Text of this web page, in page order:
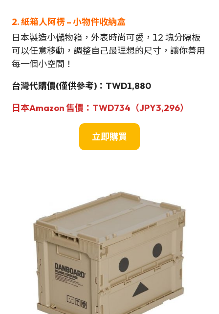
2. 紙箱人阿楞 – 小物件收納盒
日本製造小儲物箱，外表時尚可愛，12 塊分隔板
可以任意移動，調整自己最理想的尺寸，讓你善用
每一個小空間！
台灣代購價(僅供參考)：TWD1,880
日本Amazon售價：TWD734（JPY3,296）
立即購買